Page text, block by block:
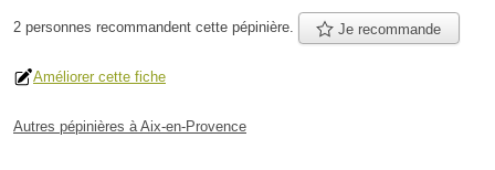
2 personnes recommandent cette pépinière. Je recommande
Améliorer cette fiche
Autres pépinières à Aix-en-Provence